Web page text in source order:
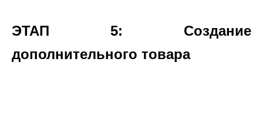
ЭТАП 5: Создание
дополнительного товара